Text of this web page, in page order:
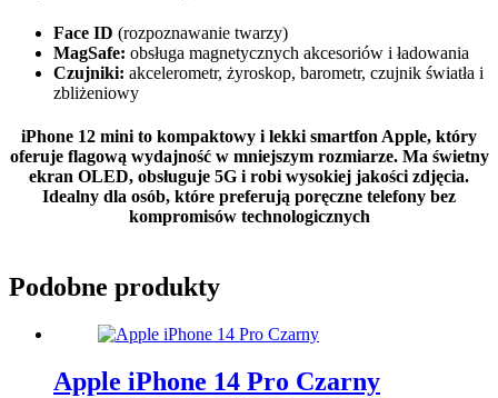
Face ID (rozpoznawanie twarzy)
MagSafe: obsługa magnetycznych akcesoriów i ładowania
Czujniki: akcelerometr, żyroskop, barometr, czujnik światła i
zbliżeniowy
iPhone 12 mini to kompaktowy i lekki smartfon Apple, który
oferuje flagową wydajność w mniejszym rozmiarze. Ma świetny
ekran OLED, obsługuje 5G i robi wysokiej jakości zdjęcia.
Idealny dla osób, które preferują poręczne telefony bez
kompromisów technologicznych
Podobne produkty
Apple iPhone 14 Pro Czarny